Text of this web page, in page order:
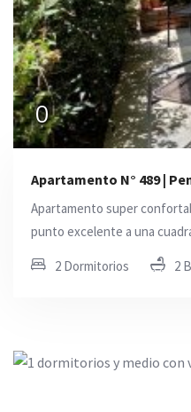
0
Apartamento N° 489 |
Apartamento super
punto excelente a una
2 Dormitorios 2